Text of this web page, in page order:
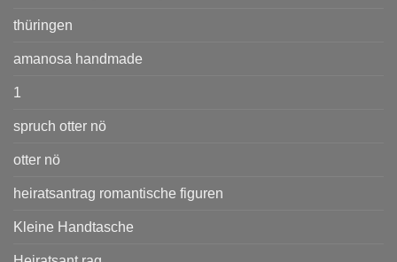
thüringen
amanosa handmade
1
spruch otter nö
otter nö
heiratsantrag romantische figuren
Kleine Handtasche